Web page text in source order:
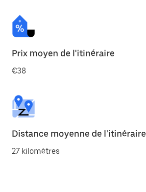
Prix moyen de l'itinéraire
€38
Distance moyenne de l'itinéraire
27 kilomètres